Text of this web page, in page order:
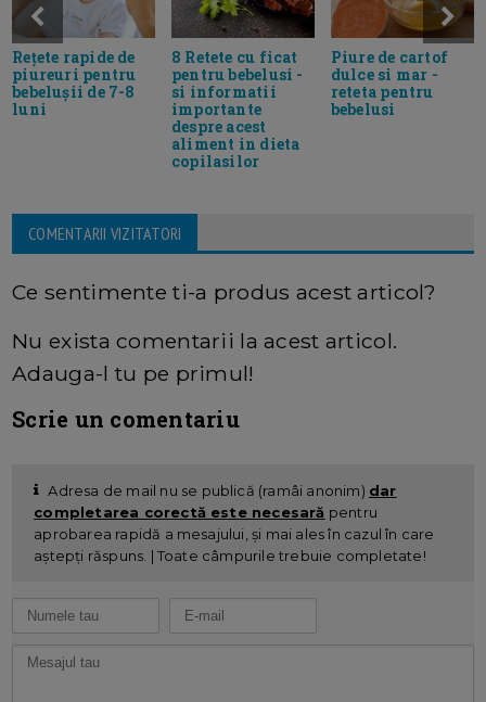
Rețete rapide de
piureuri pentru
bebelușii de 7-8
luni
8 Retete cu ficat
pentru bebelusi -
si informatii
importante
despre acest
aliment in dieta
copilasilor
Piure de cartof
dulce si mar -
reteta pentru
bebelusi
COMENTARII VIZITATORI
Ce sentimente ti-a produs acest articol?
Nu exista comentarii la acest articol.
Adauga-l tu pe primul!
Scrie un comentariu
Adresa de mail nu se publică (ramâi anonim) dar
completarea corectă este necesară pentru
aprobarea rapidă a mesajului, și mai ales în cazul în care
aștepți răspuns. | Toate câmpurile trebuie completate!